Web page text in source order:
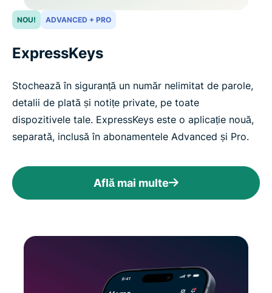
NOU! ADVANCED + PRO
ExpressKeys
Stochează în siguranță un număr nelimitat de parole,
detalii de plată și notițe private, pe toate
dispozitivele tale. ExpressKeys este o aplicație nouă,
separată, inclusă în abonamentele Advanced și Pro.
Află mai multe